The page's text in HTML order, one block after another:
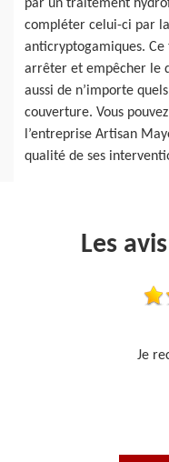
par un traitement
compléter celui-ci par
anticryptogamiques.
arrêter et empêcher le
aussi de n’importe
couverture. Vous
l’entreprise Artisan
qualité de ses
Les